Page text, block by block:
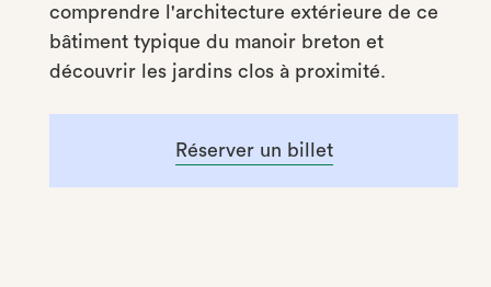
comprendre l'architecture extérieure de ce
bâtiment typique du manoir breton et
découvrir les jardins clos à proximité.
Réserver un billet